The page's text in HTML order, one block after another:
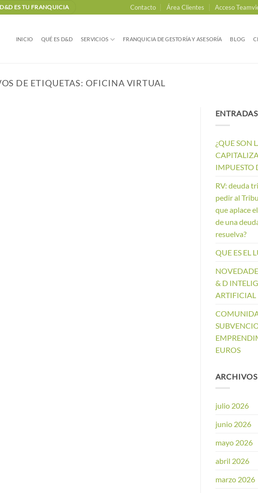
ES TU FRANQUICIA Contacto Área Clientes Acceso
INICIO QUÉ ES D&D SERVICIOS FRANQUICIA DE GESTORÍA Y ASESORÍA BLOG
DE ETIQUETAS:OFICINA VIRTUAL
¿QUE SON
IMPUESTO
RV: deuda
pedir al
que aplace
de una
resuelva?
QUE ES EL
& D
ARTIFICIAL
EUROS
ARCHIVOS
julio 2026
junio 2026
mayo 2026
abril 2026
marzo 2026